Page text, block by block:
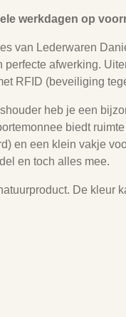
werkdagen op
van Lederwaren
perfecte afwerking.
RFID (beveiliging
heb je een
biedt
en een klein vakje
en toch alles mee.
De kleur